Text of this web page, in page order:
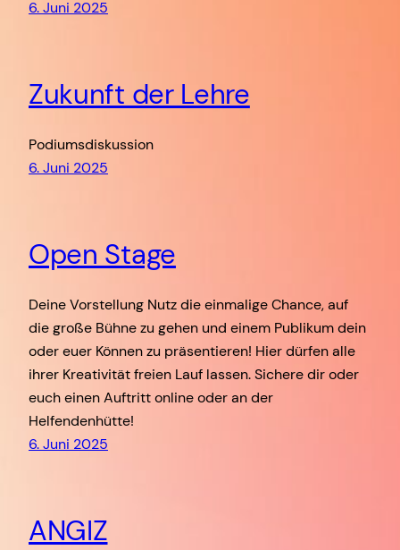
6. Juni 2025
Zukunft der Lehre
Podiumsdiskussion
6. Juni 2025
Open Stage
Deine Vorstellung Nutz die einmalige Chance, auf
die große Bühne zu gehen und einem Publikum dein
oder euer Können zu präsentieren! Hier dürfen alle
ihrer Kreativität freien Lauf lassen. Sichere dir oder
euch einen Auftritt online oder an der
Helfendenhütte!
6. Juni 2025
ANGIZ